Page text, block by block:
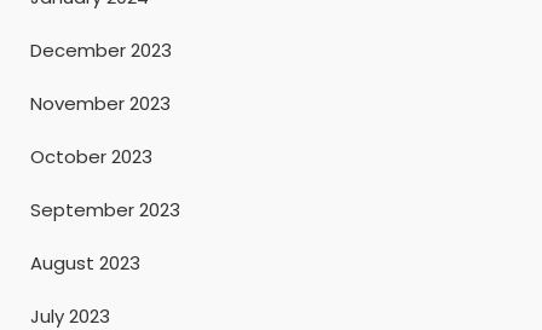
December 2023
November 2023
October 2023
September 2023
August 2023
July 2023